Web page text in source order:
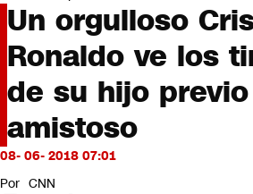
Deportes
Programas completos
Cultura
Servicios
Bits
CNN tiempo
Futuro 360
Un orgulloso
Ronaldo ve los
de su hijo
amistoso
08- 06- 2018 07:01
Por CNN